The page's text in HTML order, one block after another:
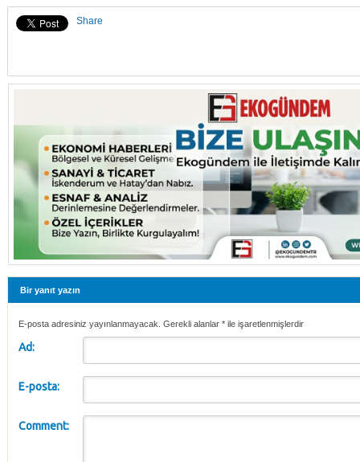
Share
Bir yanıt yazın
E-posta adresiniz yayınlanmayacak. Gerekli alanlar * ile işaretlenmişlerdir
Ad:
E-posta:
Comment: